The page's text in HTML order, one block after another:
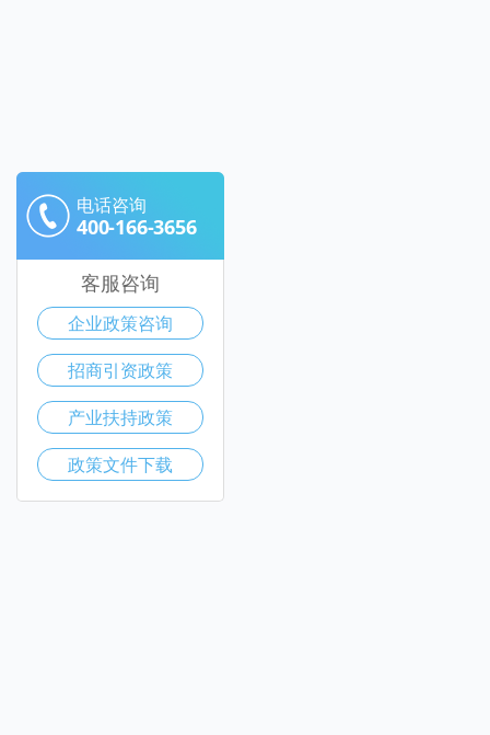
电话咨询
400-166-3656
客服咨询
企业政策咨询
招商引资政策
产业扶持政策
政策文件下载